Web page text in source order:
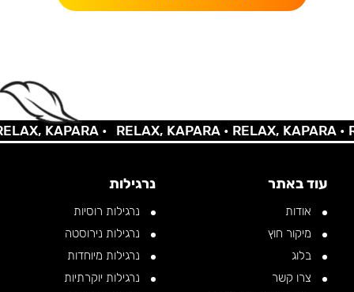
KAPARA • RELAX, KAPARA •RELAX, KAPARA •
עוד באתר
אודות
מיקור חוץ
בלוג
צרו קשר
נרגילות
נרגילות רוסיות
נרגילות נירוסטה
נרגילות מיוחדות
נרגילות יוקרתיות